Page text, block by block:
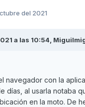
del 2021
a las 10:54,
navegador con la
días, al usarla notaba
en la moto. De